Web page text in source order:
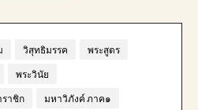
วิสุทธิมรรค พระสูตร
พระวินัย
ราชิก มหาวิภังค์ ภาค๑